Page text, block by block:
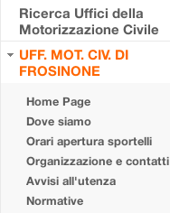
Ricerca Uffici della
Motorizzazione Civile
UFF. MOT. CIV. DI
FROSINONE
Home Page
Dove siamo
Orari apertura sportelli
Organizzazione e contatti
Avvisi all'utenza
Normative